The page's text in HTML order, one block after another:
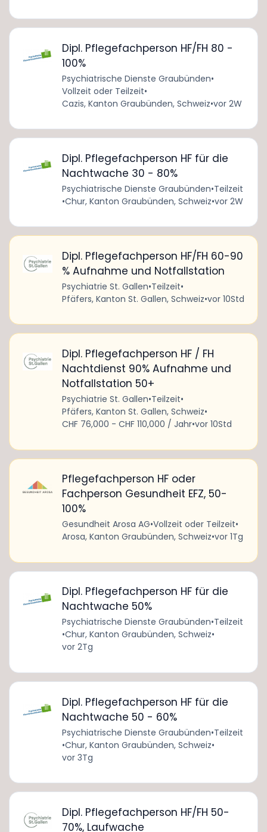
Dipl. Pflegefachperson HF/FH 80 -
100%
Psychiatrische Dienste Graubünden•
Vollzeit oder Teilzeit•
Cazis, Kanton Graubünden, Schweiz•vor 2W
Dipl. Pflegefachperson HF für die
Nachtwache 30 - 80%
Psychiatrische Dienste Graubünden•Teilzeit
•Chur, Kanton Graubünden, Schweiz•vor 2W
Dipl. Pflegefachperson HF/FH 60-90
% Aufnahme und Notfallstation
Psychiatrie St. Gallen•Teilzeit•
Pfäfers, Kanton St. Gallen, Schweiz•vor 10Std
Dipl. Pflegefachperson HF / FH
Nachtdienst 90% Aufnahme und
Notfallstation 50+
Psychiatrie St. Gallen•Teilzeit•
Pfäfers, Kanton St. Gallen, Schweiz•
CHF 76,000 - CHF 110,000 / Jahr•vor 10Std
Pflegefachperson HF oder
Fachperson Gesundheit EFZ, 50-
100%
Gesundheit Arosa AG•Vollzeit oder Teilzeit•
Arosa, Kanton Graubünden, Schweiz•vor 1Tg
Dipl. Pflegefachperson HF für die
Nachtwache 50%
Psychiatrische Dienste Graubünden•Teilzeit
•Chur, Kanton Graubünden, Schweiz•
vor 2Tg
Dipl. Pflegefachperson HF für die
Nachtwache 50 - 60%
Psychiatrische Dienste Graubünden•Teilzeit
•Chur, Kanton Graubünden, Schweiz•
vor 3Tg
Dipl. Pflegefachperson HF/FH 50-
70%, Laufwache